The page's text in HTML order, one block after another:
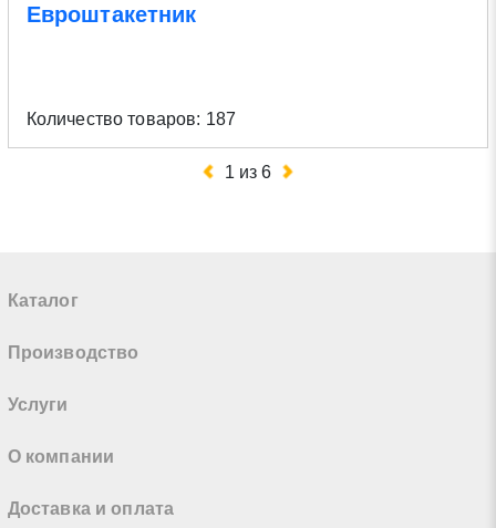
Евроштакетник
Количество товаров: 187
1 из6
Каталог
Производство
Услуги
О компании
Доставка и оплата